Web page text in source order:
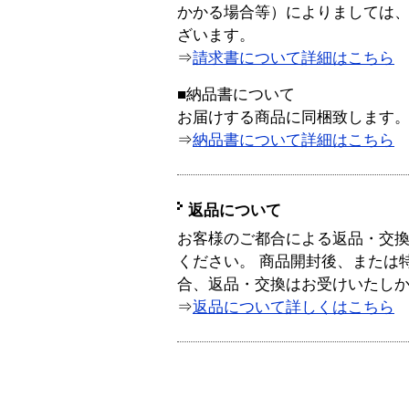
かかる場合等）によりましては
ざいます。
⇒請求書について詳細はこちら
■納品書について
お届けする商品に同梱致します。
⇒納品書について詳細はこちら
返品について
お客様のご都合による返品・交
ください。 商品開封後、または
合、返品・交換はお受けいたし
⇒返品について詳しくはこちら